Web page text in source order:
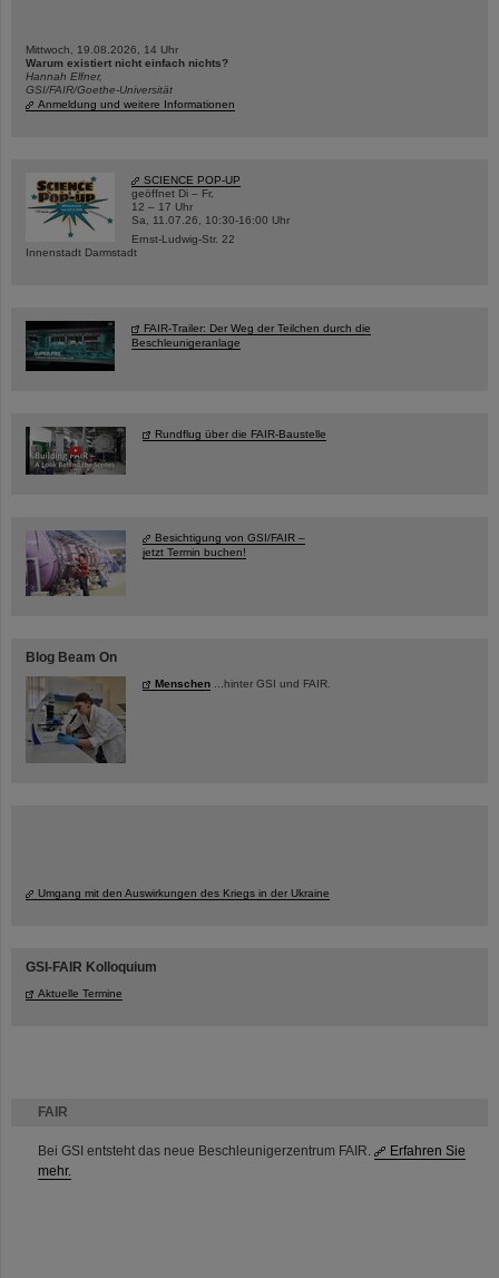
FAIR
Bei GSI entsteht das neue Beschleunigerzentrum FAIR.
Erfahren Sie
mehr.
Mittwoch, 19.08.2026, 14 Uhr
Warum existiert nicht einfach nichts?
Hannah Elfner,
GSI/FAIR/Goethe-Universität
Anmeldung und weitere Informationen
SCIENCE POP-UP
geöffnet Di – Fr,
12 – 17 Uhr
Sa, 11.07.26, 10:30-16:00 Uhr
Ernst-Ludwig-Str. 22
Innenstadt Darmstadt
FAIR-Trailer: Der Weg der Teilchen durch die
Beschleunigeranlage
Rundflug über die FAIR-Baustelle
Besichtigung von GSI/FAIR –
jetzt Termin buchen!
Blog Beam On
Menschen ...hinter GSI und FAIR.
Umgang mit den Auswirkungen des Kriegs in der Ukraine
GSI-FAIR Kolloquium
Aktuelle Termine